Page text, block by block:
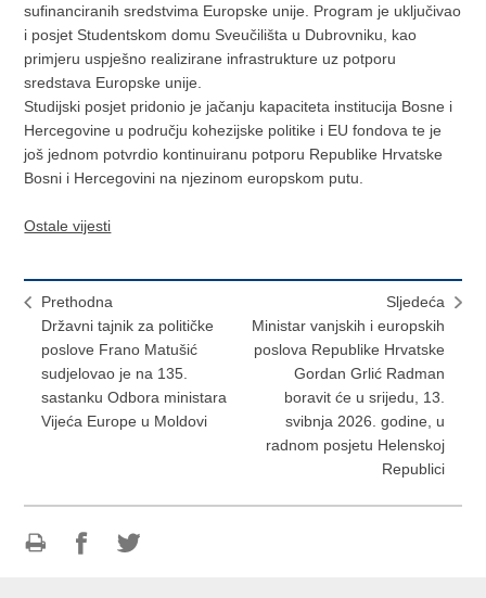
sufinanciranih sredstvima Europske unije. Program je uključivao
i posjet Studentskom domu Sveučilišta u Dubrovniku, kao
primjeru uspješno realizirane infrastrukture uz potporu
sredstava Europske unije.
Studijski posjet pridonio je jačanju kapaciteta institucija Bosne i
Hercegovine u području kohezijske politike i EU fondova te je
još jednom potvrdio kontinuiranu potporu Republike Hrvatske
Bosni i Hercegovini na njezinom europskom putu.
Ostale vijesti
Prethodna
Državni tajnik za političke
poslove Frano Matušić
sudjelovao je na 135.
sastanku Odbora ministara
Vijeća Europe u Moldovi
Sljedeća
Ministar vanjskih i europskih
poslova Republike Hrvatske
Gordan Grlić Radman
boravit će u srijedu, 13.
svibnja 2026. godine, u
radnom posjetu Helenskoj
Republici